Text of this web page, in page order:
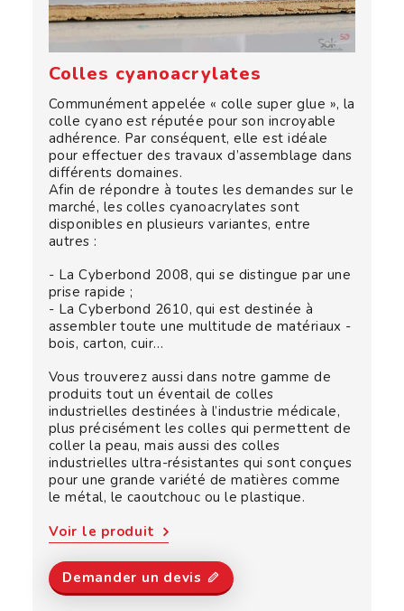
Colles cyanoacrylates
Communément appelée « colle super glue », la
colle cyano est réputée pour son incroyable
adhérence. Par conséquent, elle est idéale
pour effectuer des travaux d’assemblage dans
différents domaines.
Afin de répondre à toutes les demandes sur le
marché, les colles cyanoacrylates sont
disponibles en plusieurs variantes, entre
autres :
- La Cyberbond 2008, qui se distingue par une
prise rapide ;
- La Cyberbond 2610, qui est destinée à
assembler toute une multitude de matériaux -
bois, carton, cuir…
Vous trouverez aussi dans notre gamme de
produits tout un éventail de colles
industrielles destinées à l’industrie médicale,
plus précisément les colles qui permettent de
coller la peau, mais aussi des colles
industrielles ultra-résistantes qui sont conçues
pour une grande variété de matières comme
le métal, le caoutchouc ou le plastique.
Voir le produit
Demander un devis